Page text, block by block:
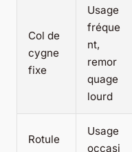
Col de
cygne
fixe
Usage
fréque
nt,
remor
quage
lourd
Rotule
Usage
occasi